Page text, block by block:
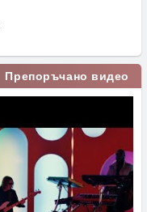
Препоръчано видео